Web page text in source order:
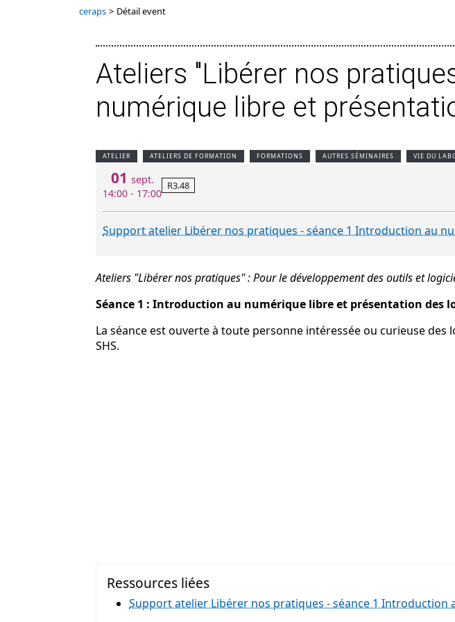
ceraps > Détail event
Ateliers "Libérer nos
numérique libre et
ATELIER ATELIERS DE FORMATION FORMATIONS AUTRES SÉMINAIRES VIE DU
01 sept.
14:00 - 17:00
R3.48
Support atelier Libérer nos pratiques - séance 1 Introduction au
Ateliers "Libérer nos pratiques" : Pour le développement des outils et
Séance 1 : Introduction au numérique libre et présentation des
La séance est ouverte à toute personne intéressée ou curieuse des
SHS.
Ressources liées
Support atelier Libérer nos pratiques - séance 1